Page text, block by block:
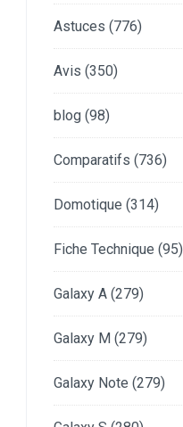
Astuces (776)
Avis (350)
blog (98)
Comparatifs (736)
Domotique (314)
Fiche Technique (95)
Galaxy A (279)
Galaxy M (279)
Galaxy Note (279)